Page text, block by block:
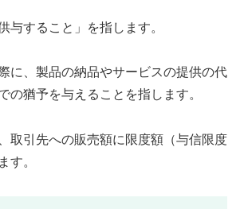
与すること」を指します。
に、製品の納品やサービスの提供の代
の猶予を与えることを指します。
取引先への販売額に限度額（与信限度
す。